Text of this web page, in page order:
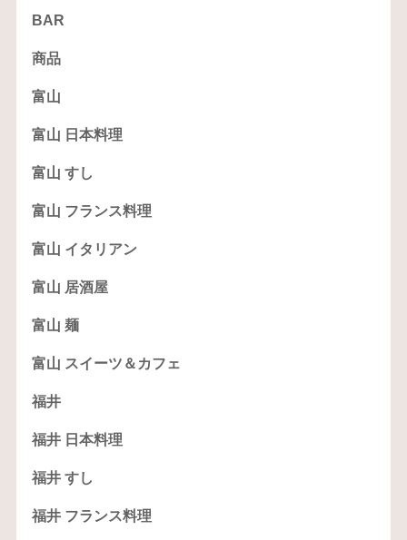
BAR
商品
富山
富山 日本料理
富山 すし
富山 フランス料理
富山 イタリアン
富山 居酒屋
富山 麺
富山 スイーツ＆カフェ
福井
福井 日本料理
福井 すし
福井 フランス料理